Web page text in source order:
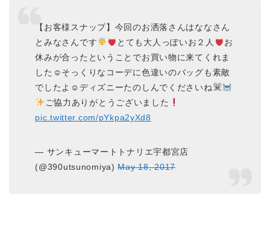
【お客様スナップ】今回のお洒落さんはななさん
とみなさんです
とても大人っぽいお２人
お
休みが合ったということでお買い物に来てくれま
した☺そっくりなコーデに色違いのバッグも素敵
でしたよ☺ディズニーたのしんでくださいね
ご協力ありがとうございました
pic.twitter.com/pYkpa2yXd8
— サンキューマートトナリエ宇都宮店
(@390utsunomiya)May 18, 2017